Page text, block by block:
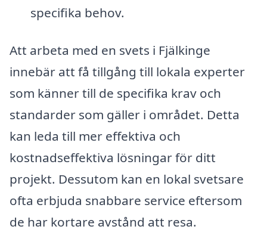
specifika behov.
Att arbeta med en svets i Fjälkinge
innebär att få tillgång till lokala experter
som känner till de specifika krav och
standarder som gäller i området. Detta
kan leda till mer effektiva och
kostnadseffektiva lösningar för ditt
projekt. Dessutom kan en lokal svetsare
ofta erbjuda snabbare service eftersom
de har kortare avstånd att resa.